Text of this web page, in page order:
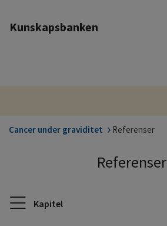
Kunskapsbanken
Cancer under graviditet Referenser
Referenser
Kapitel